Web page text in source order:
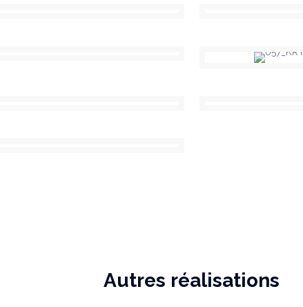
Autres réalisations